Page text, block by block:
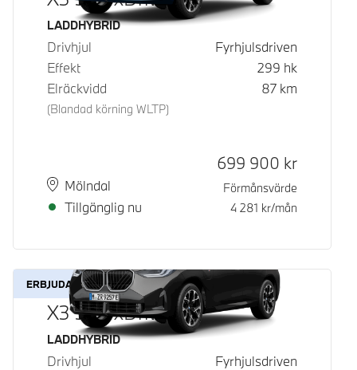
Bränsle
LADDHYBRID
Drivhjul
Fyrhjulsdriven
Effekt
299 hk
Elräckvidd
(Blandad körning WLTP)
87 km
PlatsMölndal
Leveranstid
Tillgänglig nu
Kontantpris
699 900 kr
Förmånsvärde
4 281 kr/mån
ERBJUDANDE
X3 30e xDrive
Bränsle
LADDHYBRID
Drivhjul
Fyrhjulsdriven